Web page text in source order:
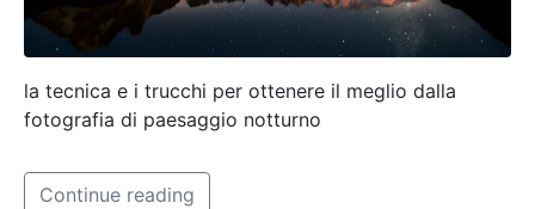
la tecnica e i trucchi per ottenere il meglio dalla
fotografia di paesaggio notturno
Continue reading